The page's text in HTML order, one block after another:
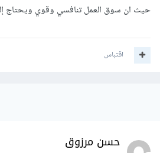
حيث ان سوق العمل تنافسي وقوي ويحتاج
اقتباس
حسن مرزوق